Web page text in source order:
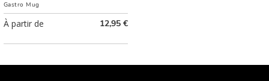
Gastro Mug
À partir de 12,95 €